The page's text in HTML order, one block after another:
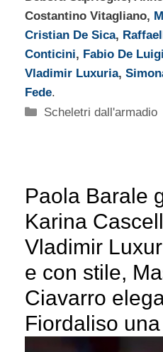
Costantino Vitagliano,
Cristian De Sica,
Conticini, Fabio De Luigi
Vladimir Luxuria,
Fede.
Categorie
Scheletri dall'armadio
Paola Barale
Karina
Vladimir
e con stile,
Ciavarro
Fiordaliso